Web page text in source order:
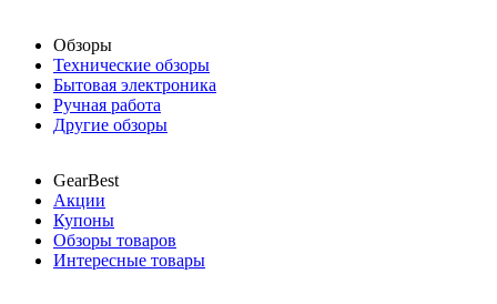
Обзоры
Технические обзоры
Бытовая электроника
Ручная работа
Другие обзоры
GearBest
Акции
Купоны
Обзоры товаров
Интересные товары